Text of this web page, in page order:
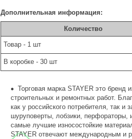
Дополнительная информация:
Количество
Товар - 1 шт
В коробке - 30 шт
Торговая марка STAYER это бренд
строительных и ремонтных работ.
как у российского потребителя, так
шуруповерты, лобзики, перфораторы,
самые лучшие износостойкие
STAYER отвечают международным и